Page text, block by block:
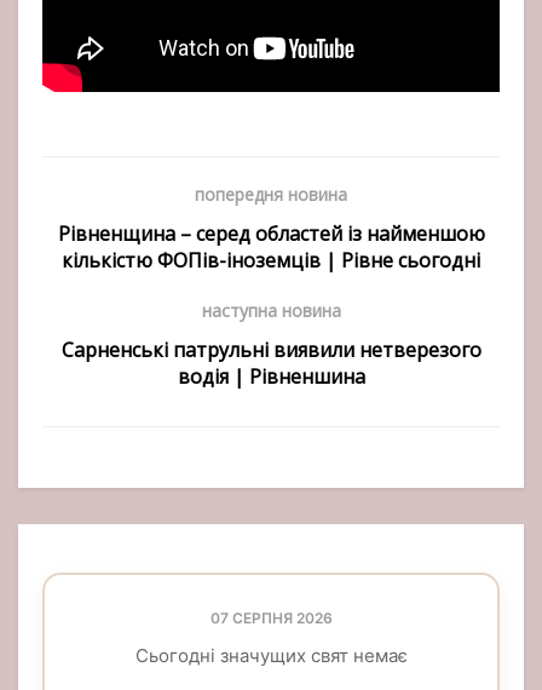
попередня новина
Рівненщина – серед областей із найменшою
кількістю ФОПів-іноземців | Рівне сьогодні
наступна новина
Сарненські патрульні виявили нетверезого
водія | Рівненшина
07 СЕРПНЯ 2026
Сьогодні значущих свят немає